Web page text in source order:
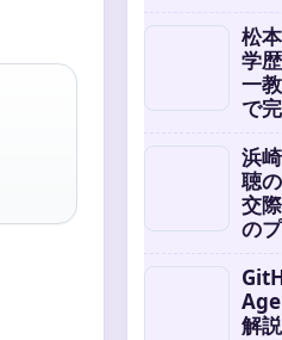
松
学
一
で
浜
聴
交
の
解説